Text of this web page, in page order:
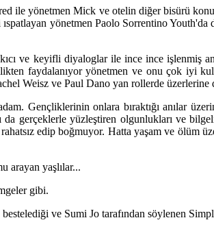
ile yönetmen Mick ve otelin diğer bisürü
yönetmen Paolo Sorrentino Youth'da
ve keyifli diyaloglar ile ince ince işlenmiş
faydalanıyor yönetmen ve onu çok iyi
Weisz ve Paul Dano yan rollerde üzerlerine
Gençliklerinin onlara bıraktığı anılar
da gerçeklerle yüzleştiren olgunlukları ve
edip boğmuyor. Hatta yaşam ve ölüm
arayan yaşlılar...
gibi.
ve Sumi Jo tarafından söylenen